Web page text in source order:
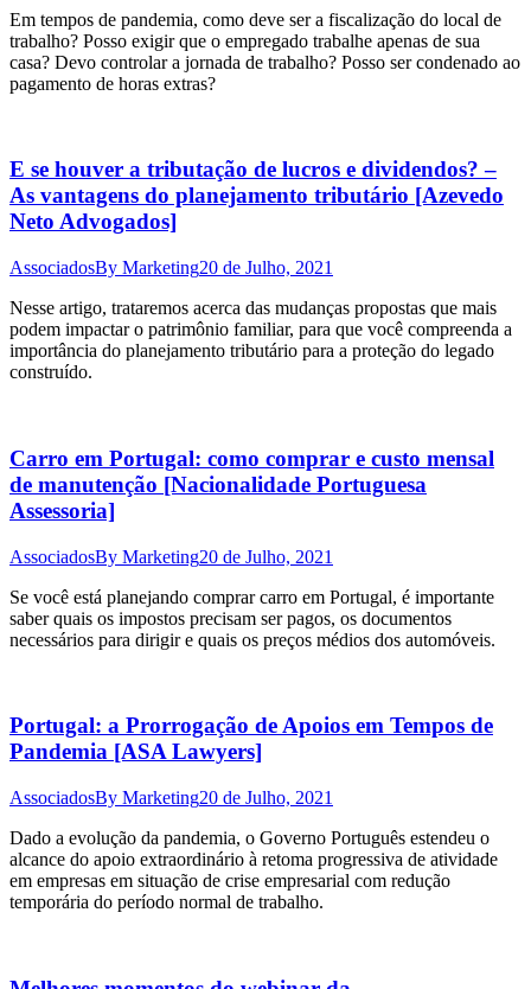
Em tempos de pandemia, como deve ser a fiscalização do local de
trabalho? Posso exigir que o empregado trabalhe apenas de sua
casa? Devo controlar a jornada de trabalho? Posso ser condenado ao
pagamento de horas extras?
E se houver a tributação de lucros e dividendos? –
As vantagens do planejamento tributário [Azevedo
Neto Advogados]
AssociadosBy Marketing20 de Julho, 2021
Nesse artigo, trataremos acerca das mudanças propostas que mais
podem impactar o patrimônio familiar, para que você compreenda a
importância do planejamento tributário para a proteção do legado
construído.
Carro em Portugal: como comprar e custo mensal
de manutenção [Nacionalidade Portuguesa
Assessoria]
AssociadosBy Marketing20 de Julho, 2021
Se você está planejando comprar carro em Portugal, é importante
saber quais os impostos precisam ser pagos, os documentos
necessários para dirigir e quais os preços médios dos automóveis.
Portugal: a Prorrogação de Apoios em Tempos de
Pandemia [ASA Lawyers]
AssociadosBy Marketing20 de Julho, 2021
Dado a evolução da pandemia, o Governo Português estendeu o
alcance do apoio extraordinário à retoma progressiva de atividade
em empresas em situação de crise empresarial com redução
temporária do período normal de trabalho.